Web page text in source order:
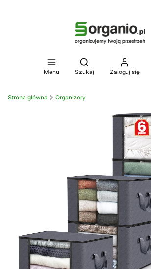
Menu
Otwórz wyszukiwarkę
Szukaj Zaloguj się
Strona główna Organizery